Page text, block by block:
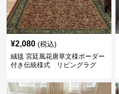
¥2,080 (税込)
絨毯 宮廷風花唐草文様ボーダー
付き伝統様式 リビングラグ